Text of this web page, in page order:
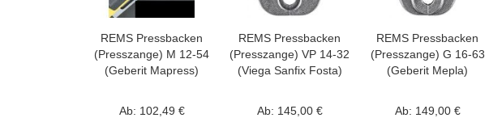
REMS Pressbacken
(Presszange) M 12-54
(Geberit Mapress)
Ab: 102,49 €
REMS Pressbacken
(Presszange) VP 14-32
(Viega Sanfix Fosta)
Ab: 145,00 €
REMS Pressbacken
(Presszange) G 16-63
(Geberit Mepla)
Ab: 149,00 €